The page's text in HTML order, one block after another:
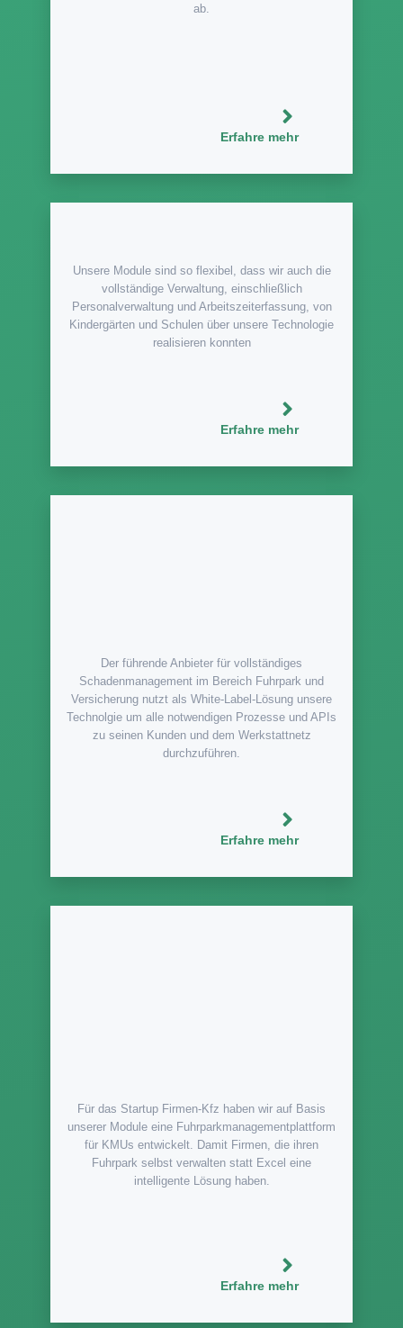
ab.
Erfahre mehr
Unsere Module sind so flexibel, dass wir auch die
vollständige Verwaltung, einschließlich
Personalverwaltung und Arbeitszeiterfassung, von
Kindergärten und Schulen über unsere Technologie
realisieren konnten
Erfahre mehr
Der führende Anbieter für vollständiges
Schadenmanagement im Bereich Fuhrpark und
Versicherung nutzt als White-Label-Lösung unsere
Technolgie um alle notwendigen Prozesse und APIs
zu seinen Kunden und dem Werkstattnetz
durchzuführen.
Erfahre mehr
Für das Startup Firmen-Kfz haben wir auf Basis
unserer Module eine Fuhrparkmanagementplattform
für KMUs entwickelt. Damit Firmen, die ihren
Fuhrpark selbst verwalten statt Excel eine
intelligente Lösung haben.
Erfahre mehr